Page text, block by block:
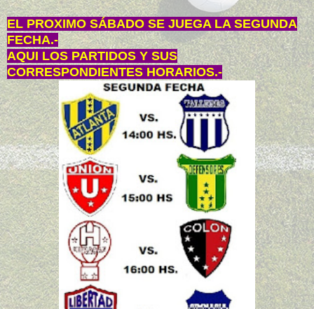
EL PROXIMO SÁBADO SE JUEGA LA SEGUNDA
FECHA.-
AQUI LOS PARTIDOS Y SUS
CORRESPONDIENTES HORARIOS.-